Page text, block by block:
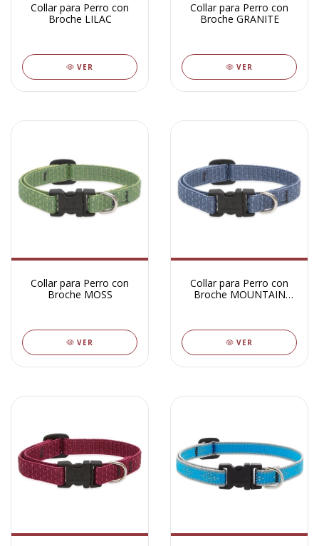
Collar para Perro con
Broche LILAC
VER
Collar para Perro con
Broche GRANITE
VER
Collar para Perro con
Broche MOSS
VER
Collar para Perro con
Broche MOUNTAIN
VER